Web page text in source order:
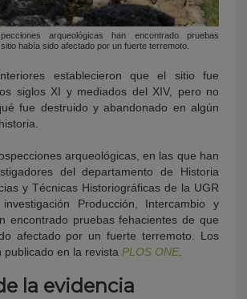
arqueológicas han encontrado pruebas
había sido afectado por un fuerte terremoto.
establecieron que el sitio fue
siglos XI y mediados del XIV, pero no
fue destruido y abandonado en algún
arqueológicas, en las que han
del departamento de Historia
y Técnicas Historiográficas de la UGR
Producción, Intercambio y
encontrado pruebas fehacientes de que
afectado por un fuerte terremoto. Los
publicado en la revista PLOS ONE.
la evidencia